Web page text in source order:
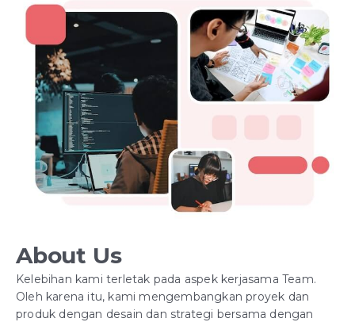
About Us
Kelebihan kami terletak pada aspek kerjasama Team.
Oleh karena itu, kami mengembangkan proyek dan
produk dengan desain dan strategi bersama dengan